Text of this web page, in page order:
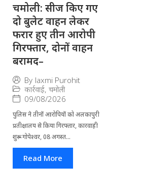
चमोली: सीज किए गए
दो बुलेट वाहन लेकर
फरार हुए तीन आरोपी
गिरफ्तार, दोनों वाहन
बरामद–
By laxmi Purohit
कार्रवाई, चमोली
09/08/2026
पुलिस ने तीनों आरोपियों को अलकापुरी
प्रतीक्षालय से किया गिरफ्तार, कारवाही
शुरू-- गोपेश्वर, 08 अगस्त...
Read More